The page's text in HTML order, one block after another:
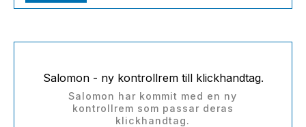
Salomon - ny kontrollrem till klickhandtag.
Salomon har kommit med en ny
kontrollrem som passar deras
klickhandtag.